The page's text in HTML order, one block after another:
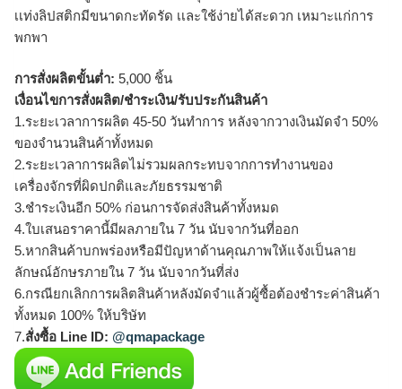
เเท่งลิปสติกมีขนาดกะทัดรัด เเละใช้ง่ายได้สะดวก เหมาะแก่การ
พกพา
การสั่งผลิตขั้นต่ำ: 5,000 ชิ้น
เงื่อนไขการสั่งผลิต/ชำระเงิน/รับประกันสินค้า
1.ระยะเวลาการผลิต 45-50 วันทำการ หลังจากวางเงินมัดจำ 50%
ของจำนวนสินค้าทั้งหมด
2.ระยะเวลาการผลิตไม่รวมผลกระทบจากการทำงานของ
เครื่องจักรที่ผิดปกติและภัยธรรมชาติ
3.ชำระเงินอีก 50% ก่อนการจัดส่งสินค้าทั้งหมด
4.ใบเสนอราคานี้มีผลภายใน 7 วัน นับจากวันที่ออก
5.หากสินค้าบกพร่องหรือมีปัญหาด้านคุณภาพให้แจ้งเป็นลาย
ลักษณ์อักษรภายใน 7 วัน นับจากวันที่ส่ง
6.กรณียกเลิกการผลิตสินค้าหลังมัดจำแล้วผู้ซื้อต้องชำระค่าสินค้า
ทั้งหมด 100% ให้บริษัท
7.สั่งซื้อ Line ID: @qmapackage